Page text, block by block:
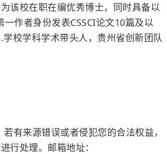
该校在职在编优秀博士，同时具备以
作者身份发表CSSCI论文10篇及以
校学科学术带头人，贵州省创新团队
源错误或者侵犯您的合法权益，
行处理。邮箱地址：